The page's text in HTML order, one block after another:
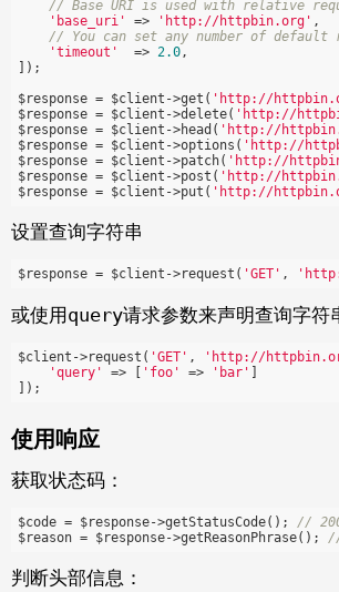
// Base URI is used with relative
'base_uri'
=> 'http://httpbin.org' ,
// You can set any number of default
'timeout'
  =>
2.0,
]);
$response = $client->get( 'http://
$response = $client->delete( 'http://
$response = $client->head( 'http://
$response = $client->options( 'http://
$response = $client->patch( 'http://
$response = $client->post( 'http://
$response = $client->put( 'http://
设置查询字符串
$response = $client->request( 'GET' ,
或使用 query请求参数来声明查询字符
$client->request( 'GET' , 'http://
'query'
=> [ 'foo' => 'bar'
使用响应
获取状态码：
$code = $response->getStatusCode(); //
$reason = $response->getReasonPhrase();
判断头部信息：